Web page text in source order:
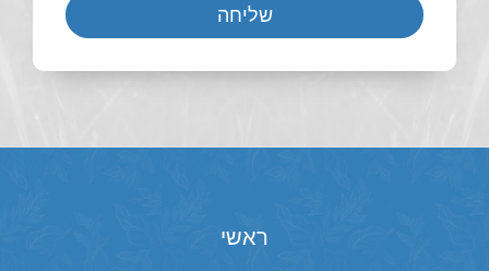
שליחה
ראשי